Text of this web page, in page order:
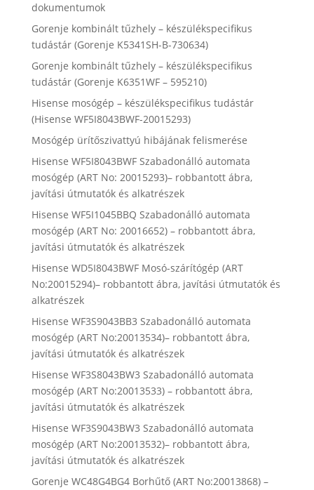
dokumentumok
Gorenje kombinált tűzhely – készülékspecifikus
tudástár (Gorenje K5341SH-B-730634)
Gorenje kombinált tűzhely – készülékspecifikus
tudástár (Gorenje K6351WF – 595210)
Hisense mosógép – készülékspecifikus tudástár
(Hisense WF5I8043BWF-20015293)
Mosógép ürítőszivattyú hibájának felismerése
Hisense WF5I8043BWF Szabadonálló automata
mosógép (ART No: 20015293)– robbantott ábra,
javítási útmutatók és alkatrészek
Hisense WF5I1045BBQ Szabadonálló automata
mosógép (ART No: 20016652) – robbantott ábra,
javítási útmutatók és alkatrészek
Hisense WD5I8043BWF Mosó-szárítógép (ART
No:20015294)– robbantott ábra, javítási útmutatók és
alkatrészek
Hisense WF3S9043BB3 Szabadonálló automata
mosógép (ART No:20013534)– robbantott ábra,
javítási útmutatók és alkatrészek
Hisense WF3S8043BW3 Szabadonálló automata
mosógép (ART No:20013533) – robbantott ábra,
javítási útmutatók és alkatrészek
Hisense WF3S9043BW3 Szabadonálló automata
mosógép (ART No:20013532)– robbantott ábra,
javítási útmutatók és alkatrészek
Gorenje WC48G4BG4 Borhűtő (ART No:20013868) –